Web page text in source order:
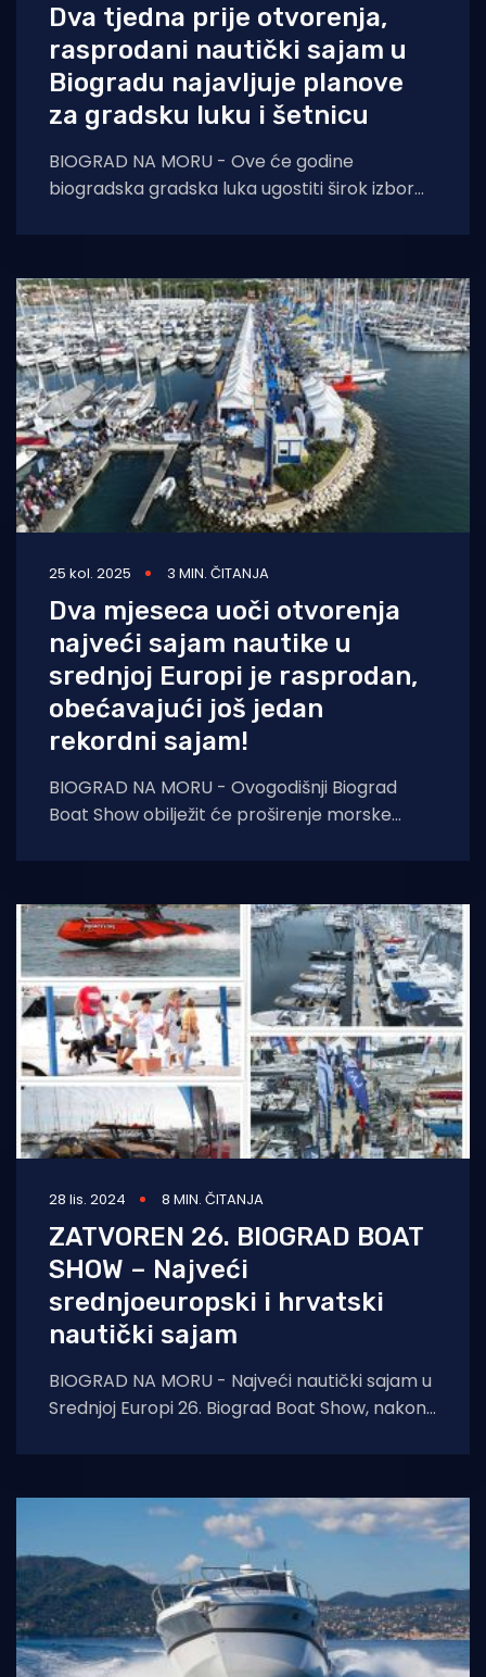
Dva tjedna prije otvorenja,
rasprodani nautički sajam u
Biogradu najavljuje planove
za gradsku luku i šetnicu
BIOGRAD NA MORU - Ove će godine
biogradska gradska luka ugostiti širok izbor
plovila renomiranih
25 kol. 2025 3 MIN. ČITANJA
Dva mjeseca uoči otvorenja
najveći sajam nautike u
srednjoj Europi je rasprodan,
obećavajući još jedan
rekordni sajam!
BIOGRAD NA MORU - Ovogodišnji Biograd
Boat Show obilježit će proširenje morske
28 lis. 2024 8 MIN. ČITANJA
ZATVOREN 26. BIOGRAD BOAT
SHOW – Najveći
srednjoeuropski i hrvatski
nautički sajam
BIOGRAD NA MORU - Najveći nautički sajam u
Srednjoj Europi 26. Biograd Boat Show, nakon